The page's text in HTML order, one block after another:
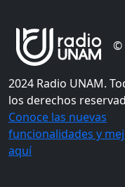
©
2024 Radio UNAM.
los derechos
Conoce las nuevas
funcionalidades y
aquí